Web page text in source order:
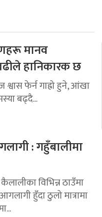
मानव
हानिकारक छ
फेर्न गाह्रो हुने, आंखा
बढ्दै...
: गहुँबालीमा
विभिन्न ठाउँमा
हुँदा ठुलो मात्रामा